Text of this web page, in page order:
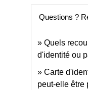
Questions ?
Quels
d'identité ou
Carte
peut-elle être